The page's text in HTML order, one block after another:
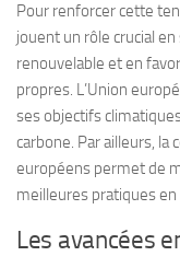
Pour renforcer cette
jouent un rôle crucial
renouvelable et en
propres. L’Union
ses objectifs
carbone. Par ailleurs,
européens permet de
meilleures pratiques
Les avancées